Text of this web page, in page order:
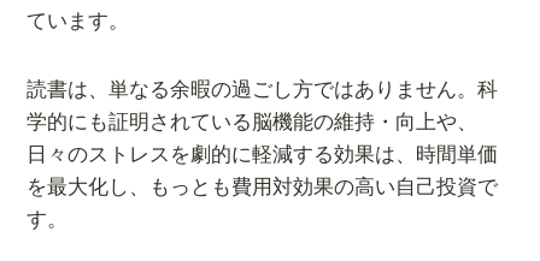
ています。
読書は、単なる余暇の過ごし方ではありません。科
学的にも証明されている脳機能の維持・向上や、
日々のストレスを劇的に軽減する効果は、時間単価
を最大化し、もっとも費用対効果の高い自己投資で
す。